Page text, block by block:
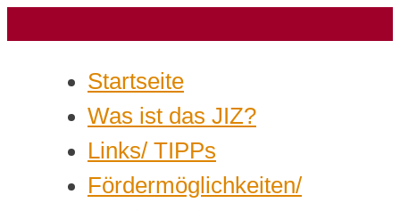
Startseite
Was ist das JIZ?
Links/ TIPPs
Fördermöglichkeiten/